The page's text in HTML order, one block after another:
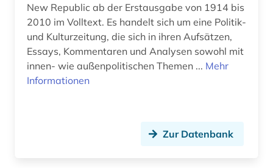
New Republic ab der Erstausgabe von 1914 bis
2010 im Volltext. Es handelt sich um eine Politik-
und Kulturzeitung, die sich in ihren Aufsätzen,
Essays, Kommentaren und Analysen sowohl mit
innen- wie außenpolitischen Themen ... Mehr
Informationen
Zur Datenbank